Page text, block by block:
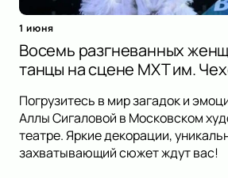
1 июня
Восемь разгневанных
танцы на сцене МХТ им.
Погрузитесь в мир загадок и
Аллы Сигаловой в Московском
театре. Яркие декорации,
захватывающий сюжет ждут вас!